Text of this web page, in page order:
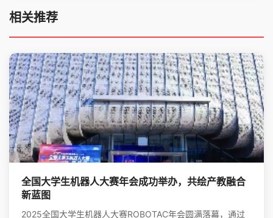
相关推荐
全国大学生机器人大赛年会成功举办，共绘产教融合
新蓝图
2025全国大学生机器人大赛ROBOTAC年会圆满落幕，通过